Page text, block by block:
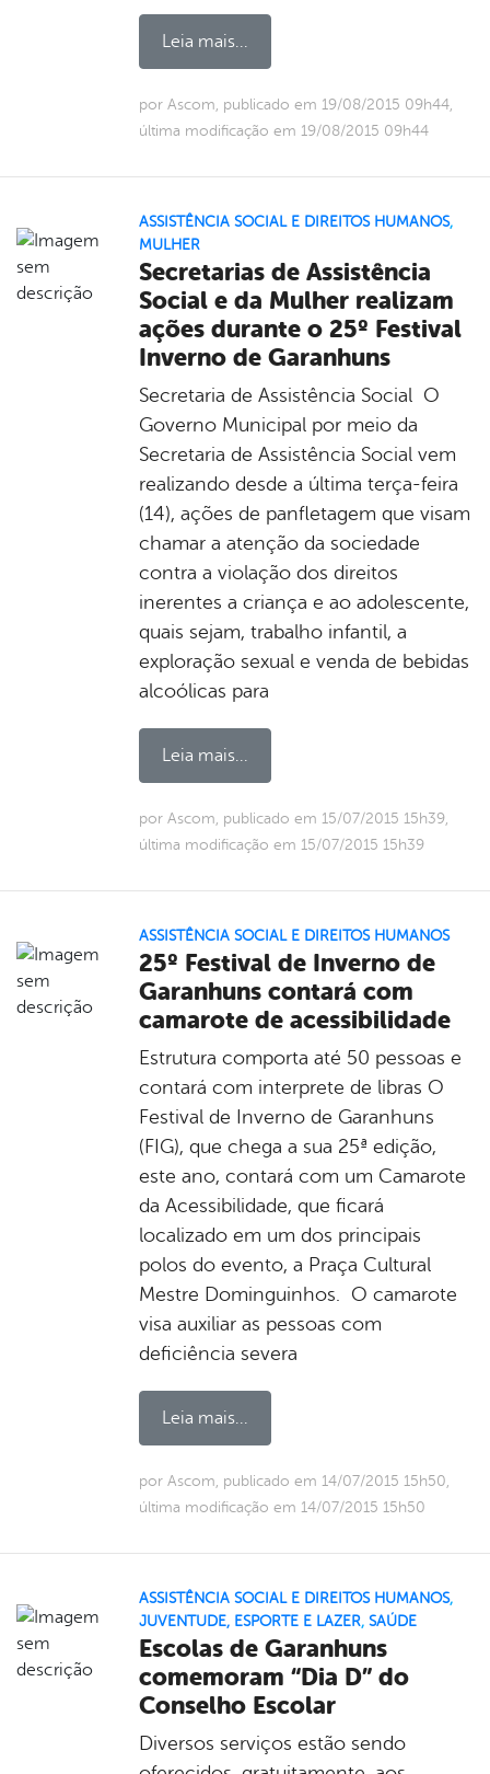
Leia mais...
por Ascom, publicado em 19/08/2015 09h44,
última modificação em 19/08/2015 09h44
ASSISTÊNCIA SOCIAL E DIREITOS HUMANOS,
MULHER
Secretarias de Assistência
Social e da Mulher realizam
ações durante o 25º Festival
Inverno de Garanhuns
Secretaria de Assistência Social O
Governo Municipal por meio da
Secretaria de Assistência Social vem
realizando desde a última terça-feira
(14), ações de panfletagem que visam
chamar a atenção da sociedade
contra a violação dos direitos
inerentes a criança e ao adolescente,
quais sejam, trabalho infantil, a
exploração sexual e venda de bebidas
alcoólicas para
Leia mais...
por Ascom, publicado em 15/07/2015 15h39,
última modificação em 15/07/2015 15h39
ASSISTÊNCIA SOCIAL E DIREITOS HUMANOS
25º Festival de Inverno de
Garanhuns contará com
camarote de acessibilidade
Estrutura comporta até 50 pessoas e
contará com interprete de libras O
Festival de Inverno de Garanhuns
(FIG), que chega a sua 25ª edição,
este ano, contará com um Camarote
da Acessibilidade, que ficará
localizado em um dos principais
polos do evento, a Praça Cultural
Mestre Dominguinhos. O camarote
visa auxiliar as pessoas com
deficiência severa
Leia mais...
por Ascom, publicado em 14/07/2015 15h50,
última modificação em 14/07/2015 15h50
ASSISTÊNCIA SOCIAL E DIREITOS HUMANOS,
JUVENTUDE, ESPORTE E LAZER, SAÚDE
Escolas de Garanhuns
comemoram “Dia D” do
Conselho Escolar
Diversos serviços estão sendo